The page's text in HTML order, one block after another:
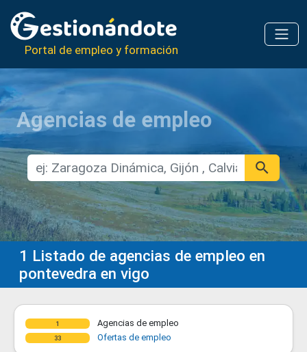
Portal de empleo y formación
Agencias de empleo
1 Listado de agencias de empleo en
pontevedra en vigo
1 Agencias de empleo
33 Ofertas de empleo